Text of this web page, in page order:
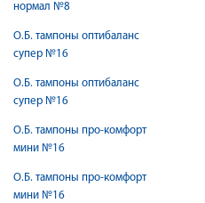
нормал №8
О.Б. тампоны оптибаланс
супер №16
О.Б. тампоны оптибаланс
супер №16
О.Б. тампоны про-комфорт
мини №16
О.Б. тампоны про-комфорт
мини №16